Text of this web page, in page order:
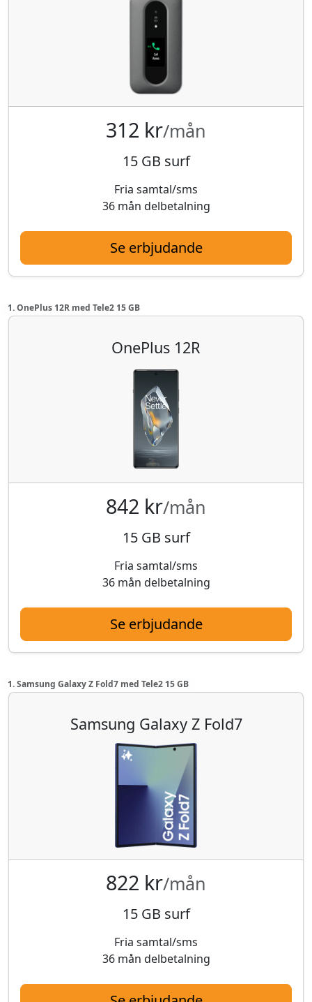
312 kr/mån
15 GB surf
Fria samtal/sms
36 mån delbetalning
Se erbjudande
1. OnePlus 12R med Tele2 15 GB
OnePlus 12R
842 kr/mån
15 GB surf
Fria samtal/sms
36 mån delbetalning
Se erbjudande
1. Samsung Galaxy Z Fold7 med Tele2 15 GB
Samsung Galaxy Z Fold7
822 kr/mån
15 GB surf
Fria samtal/sms
36 mån delbetalning